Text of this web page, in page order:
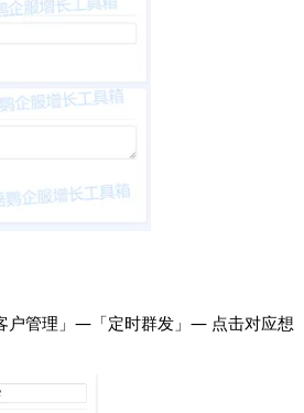
户管理」—「定时群发」— 点击对应想